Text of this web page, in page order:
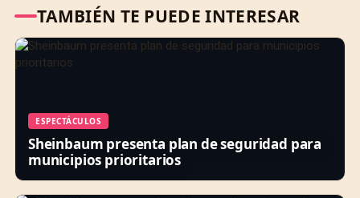
TAMBIÉN TE PUEDE INTERESAR
ESPECTÁCULOS
Sheinbaum presenta plan de seguridad para
municipios prioritarios